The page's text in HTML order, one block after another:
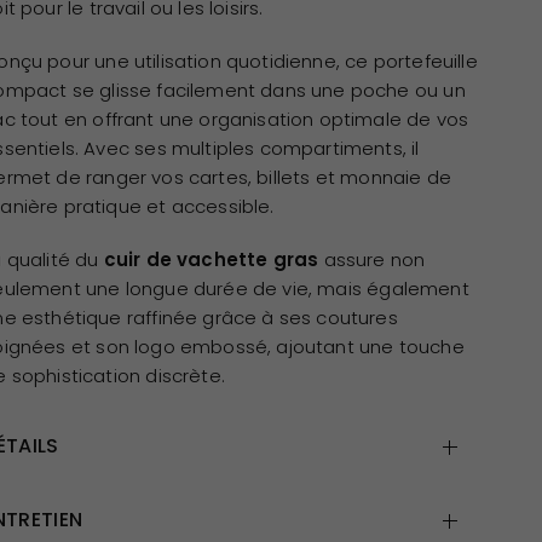
pour le travail ou les loisirs.
pour une utilisation quotidienne, ce portefeuille
se glisse facilement dans une poche ou un
tout en offrant une organisation optimale de vos
Avec ses multiples compartiments, il
de ranger vos cartes, billets et monnaie de
pratique et accessible.
qualité du cuir de vachette gras assure non
une longue durée de vie, mais également
esthétique raffinée grâce à ses coutures
et son logo embossé, ajoutant une touche
sophistication discrète.